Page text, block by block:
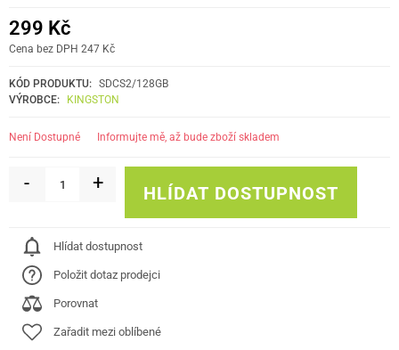
299 Kč
Cena bez DPH 247 Kč
KÓD PRODUKTU: SDCS2/128GB
VÝROBCE:
KINGSTON
Není Dostupné informujte mě, až bude zboží skladem
- + HLÍDAT DOSTUPNOST
Hlídat dostupnost
Položit dotaz prodejci
Porovnat
Zařadit mezi oblíbené